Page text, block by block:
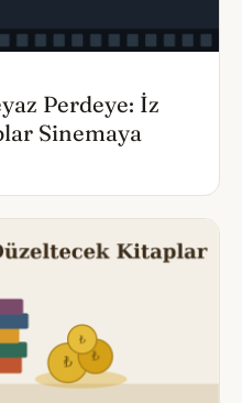
Perdeye: İz
Sinemaya